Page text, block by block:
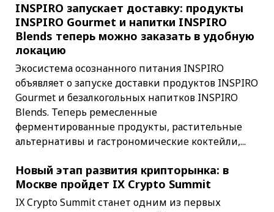
INSPIRO запускает доставку: продукты
INSPIRO Gourmet и напитки INSPIRO
Blends теперь можно заказать в удобную
локацию
Экосистема осознанного питания INSPIRO
объявляет о запуске доставки продуктов INSPIRO
Gourmet и безалкогольных напитков INSPIRO
Blends. Теперь ремесленные
ферментированные продукты, растительные
альтернативы и гастрономические коктейли,...
Новый этап развития крипторынка: в
Москве пройдет IX Crypto Summit
IX Crypto Summit станет одним из первых